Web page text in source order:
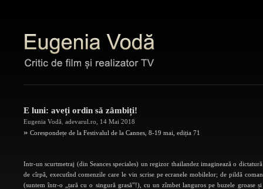
E luni: aveți ordin să zâmbiți!
Eugenia Vodă adevarul.ro 14 Mai 2018
» Corespondețe de la Festivalul de la Cannes, 8-19 mai, ediția 71
Intr-un scurtmetraj (din Seances speciales) un regizor thailandez imaginează o
de cîrpă, executînd comenzile care le vin scrise pe ecranele mobilelor; de pildă
(suntem într-o „țară cu o singură grasă”!), cu un zîmbet languros pe buzele